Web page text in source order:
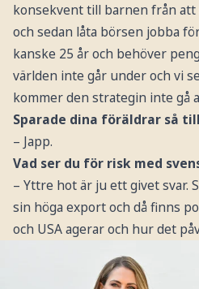
konsekvent till barnen från att
och sedan låta börsen jobba
kanske 25 år och behöver
världen inte går under och vi
kommer den strategin inte gå
Sparade dina föräldrar så
– Japp.
Vad ser du för risk med
– Yttre hot är ju ett givet svar.
sin höga export och då finns
och USA agerar och hur det